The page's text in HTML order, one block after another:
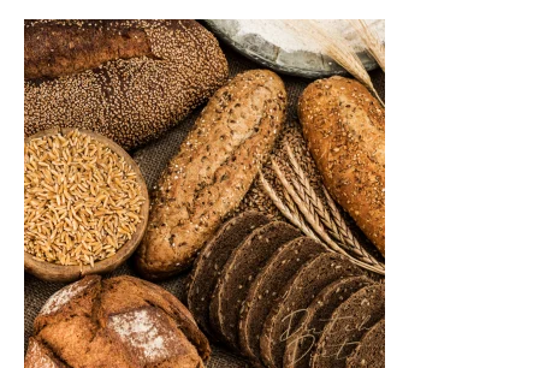
Kom
ik
aan
van
koolhydraten?